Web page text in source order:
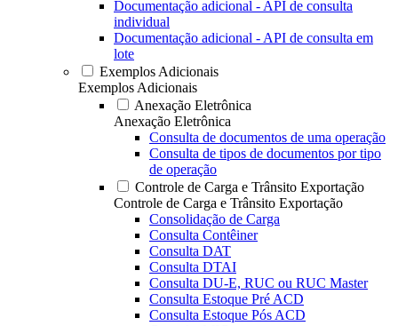
Documentação adicional - API de consulta
individual
Documentação adicional - API de consulta em
lote
Exemplos Adicionais
Exemplos Adicionais
Anexação Eletrônica
Anexação Eletrônica
Consulta de documentos de uma operação
Consulta de tipos de documentos por tipo
de operação
Controle de Carga e Trânsito Exportação
Controle de Carga e Trânsito Exportação
Consolidação de Carga
Consulta Contêiner
Consulta DAT
Consulta DTAI
Consulta DU-E, RUC ou RUC Master
Consulta Estoque Pré ACD
Consulta Estoque Pós ACD